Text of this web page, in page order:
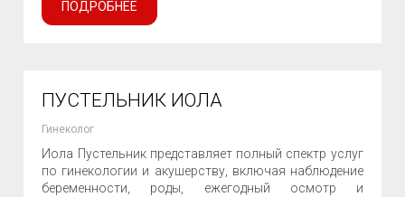
ПОДРОБНЕЕ
ПУСТЕЛЬНИК ИОЛА
Гинеколог
Иола Пустельник представляет полный спектр услуг
по гинекологии и акушерству, включая наблюдение
беременности, роды, ежегодный осмотр и